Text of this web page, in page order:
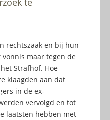
te
rechtszaak en bij hun
maar tegen de
Strafhof. Hoe
klaagden aan dat
in de ex-
vervolgd en tot
laatsten hebben met